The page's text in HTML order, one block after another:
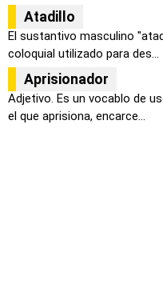
Atadillo
El sustantivo masculino
coloquial utilizado para des...
Aprisionador
Adjetivo. Es un vocablo de
el que aprisiona, encarce...